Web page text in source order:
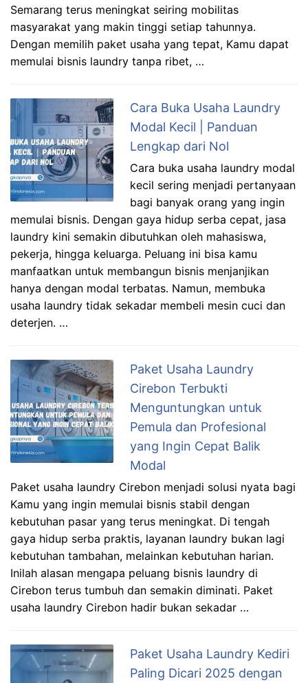
Semarang terus meningkat seiring mobilitas
masyarakat yang makin tinggi setiap tahunnya.
Dengan memilih paket usaha yang tepat, Kamu dapat
memulai bisnis laundry tanpa ribet, …
Cara Buka Usaha Laundry
Modal Kecil | Panduan
Lengkap dari Nol
Cara buka usaha laundry modal
kecil sering menjadi pertanyaan
bagi banyak orang yang ingin
memulai bisnis. Dengan gaya hidup serba cepat, jasa
laundry kini semakin dibutuhkan oleh mahasiswa,
pekerja, hingga keluarga. Peluang ini bisa kamu
manfaatkan untuk membangun bisnis menjanjikan
hanya dengan modal terbatas. Namun, membuka
usaha laundry tidak sekadar membeli mesin cuci dan
deterjen. …
Paket Usaha Laundry
Cirebon Terbukti
Menguntungkan untuk
Pemula dan Profesional
yang Ingin Cepat Balik
Modal
Paket usaha laundry Cirebon menjadi solusi nyata bagi
Kamu yang ingin memulai bisnis stabil dengan
kebutuhan pasar yang terus meningkat. Di tengah
gaya hidup serba praktis, layanan laundry bukan lagi
kebutuhan tambahan, melainkan kebutuhan harian.
Inilah alasan mengapa peluang bisnis laundry di
Cirebon terus tumbuh dan semakin diminati. Paket
usaha laundry Cirebon hadir bukan sekadar …
Paket Usaha Laundry Kediri
Paling Dicari 2025 dengan